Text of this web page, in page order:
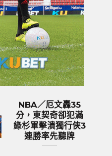
NBA／厄文轟35
分，東契奇卻犯滿
綠杉軍擊潰獨行俠3
連勝率先聽牌